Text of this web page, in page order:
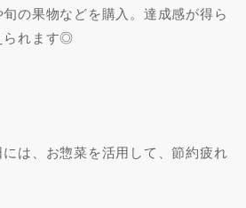
の果物などを購入。達成感が得ら
られます◎
は、お惣菜を活用して、節約疲れ